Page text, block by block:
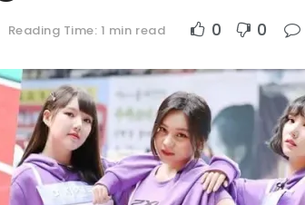
Reading Time: 1 min read 0 0